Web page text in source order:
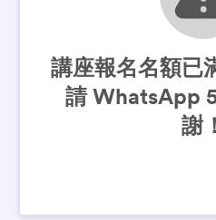
講座報名名額已
請 WhatsApp
謝！